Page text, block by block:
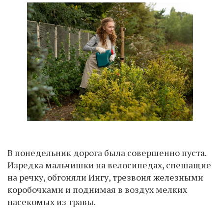
В понедельник дорога была совершенно пуста.
Изредка мальчишки на велосипедах, спешащие
на речку, обгоняли Ингу, трезвоня железными
коробочками и поднимая в воздух мелких
насекомых из травы.